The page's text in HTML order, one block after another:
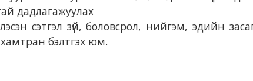
дадлагажуулах
сэтгэл зүй, боловсрол, нийгэм, эдийн
бэлтгэх юм.